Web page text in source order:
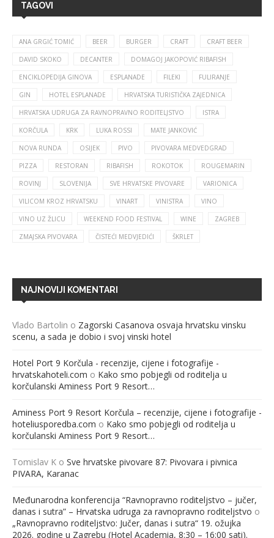
TAGOVI
ANA GRGIĆ TOMIĆ BEER BURGER CRAFT CRAFT BEER
DAVID SKOKO DECANTER DOMAGOJ JAKOPOVIĆ RIBAFISH
ENCIKLOPEDIJA GINOVA ESPLANADE FILEKI FULIRANJE
GIN HOTEL ESPLANADE HRVATSKA TURISTIČKA ZAJEDNICA
HRVATSKA UDRUGA ZA RAVNOPRAVNO RODITELJSTVO ISTRA
KORČULA KRK LUKA ROSSI MATE JANKOVIĆ
NOVA RUNDA OSIJEK PIVO PIVOVARA MEDVEDGRAD
PIZZA RESTORAN RIBAFISH ROKOTOK ROUGEMARIN
ROVINJ SLOVENIJA SVE HRVATSKE PIVOVARE VARIONICA
VILICOM KROZ HRVATSKU VINART VINISTRA VINO
VINO UZ ŽLICU WEEKEND FOOD FESTIVAL WINE ZAGREB
ZMAJSKA PIVOVARA ČISTEĆI MEDVJEDIĆI ŠKRLET
NAJNOVIJI KOMENTARI
Vlado Bartolin o Zagorski Casanova osvaja hrvatsku vinsku
scenu, a sada je dobio i svoj vinski hotel
Hotel Port 9 Korčula - recenzije, cijene i fotografije -
hrvatskahoteli.com o Kako smo pobjegli od roditelja u
korčulanski Aminess Port 9 Resort…
Aminess Port 9 Resort Korčula – recenzije, cijene i fotografije -
hoteliusporedba.com o Kako smo pobjegli od roditelja u
korčulanski Aminess Port 9 Resort…
Tomislav K o Sve hrvatske pivovare 87: Pivovara i pivnica
PIVARA, Karanac
Međunarodna konferencija “Ravnopravno roditeljstvo – jučer,
danas i sutra” – Hrvatska udruga za ravnopravno roditeljstvo o
„Ravnopravno roditeljstvo: Jučer, danas i sutra“ 19. ožujka
2026. godine u Zagrebu (Hotel Academia, 8:30 – 16:00 sati).